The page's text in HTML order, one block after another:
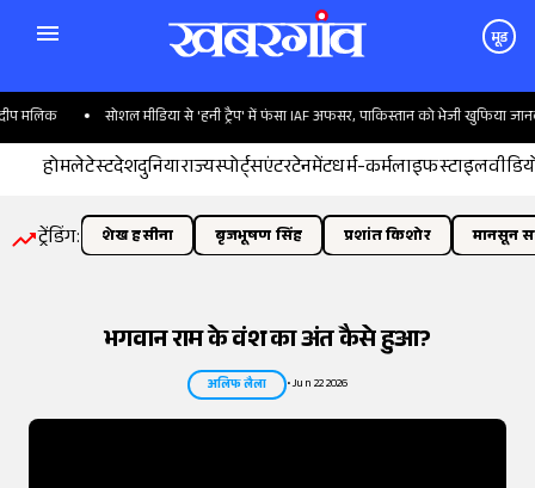
मूड
सोशल मीडिया से 'हनी ट्रैप' में फंसा IAF अफसर, पाकिस्तान को भेजी खुफिया जानकारी
होमलेटेस्टदेशदुनियाराज्यस्पोर्ट्सएंटरटेनमेंटधर्म-कर्मलाइफस्टाइल
ट्रेंडिंग: शेख हसीना बृजभूषण सिंह प्रशांत किशोर मानसून
भगवान राम के वंश का अंत कैसे हुआ?
अलिफ लैला •Jun 22 2026